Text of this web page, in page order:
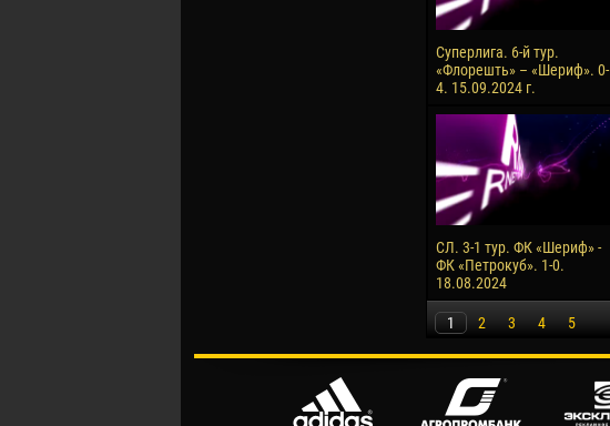
Суперлига. 6-й тур.
«Флорешть» – «Шериф». 0-
4. 15.09.2024 г.
СЛ. 3-1 тур. ФК «Шериф» -
ФК «Петрокуб». 1-0.
18.08.2024
1 2 3 4 5